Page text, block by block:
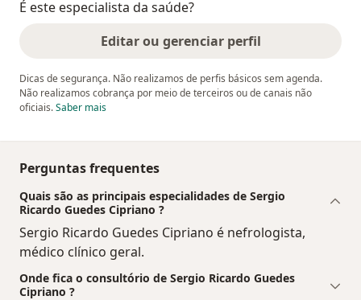
É este especialista da saúde?
Editar ou gerenciar perfil
Dicas de segurança. Não realizamos de perfis básicos sem agenda.
Não realizamos cobrança por meio de terceiros ou de canais não
oficiais.Saber mais
Perguntas frequentes
Quais são as principais especialidades de Sergio
Ricardo Guedes Cipriano ?
Sergio Ricardo Guedes Cipriano é nefrologista,
médico clínico geral.
Onde fica o consultório de Sergio Ricardo Guedes
Cipriano ?